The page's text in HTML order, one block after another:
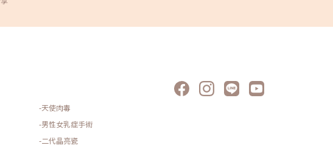
的母親，她的肌膚依然緊緻光滑，幾乎看不見歲月的痕跡。這讓無數
滿好奇。圖/玩美電波官網小S透露，「Oligio玩美電波」是她最近發
可以提升肌膚的緊緻度和彈性，並有效改善皺紋和細紋，效果顯著且
紋、雙下巴、下顎輪廓線條加強以及頸部等的「全方位治療探頭」，
、眼周鬆弛、泡泡眼、眼周細紋和眼袋浮腫等問題而設計的「眼周治
玩美電波」的獨特之處在於「多段式震動＋冷噴低疼痛技術」，大幅
適度，並顯著降低了療程的壓力。此外，「自動擊發模式」進一步縮
僅需30分鐘即可完成一次療程。許多客戶在治療後都對舒適的過程和
」成為MIIDO品川診所最受歡迎的治療選擇之一。「Oligio玩美電波」
黑。 A
-天使肉毒
-男性女乳症手術
-二代晶亮瓷